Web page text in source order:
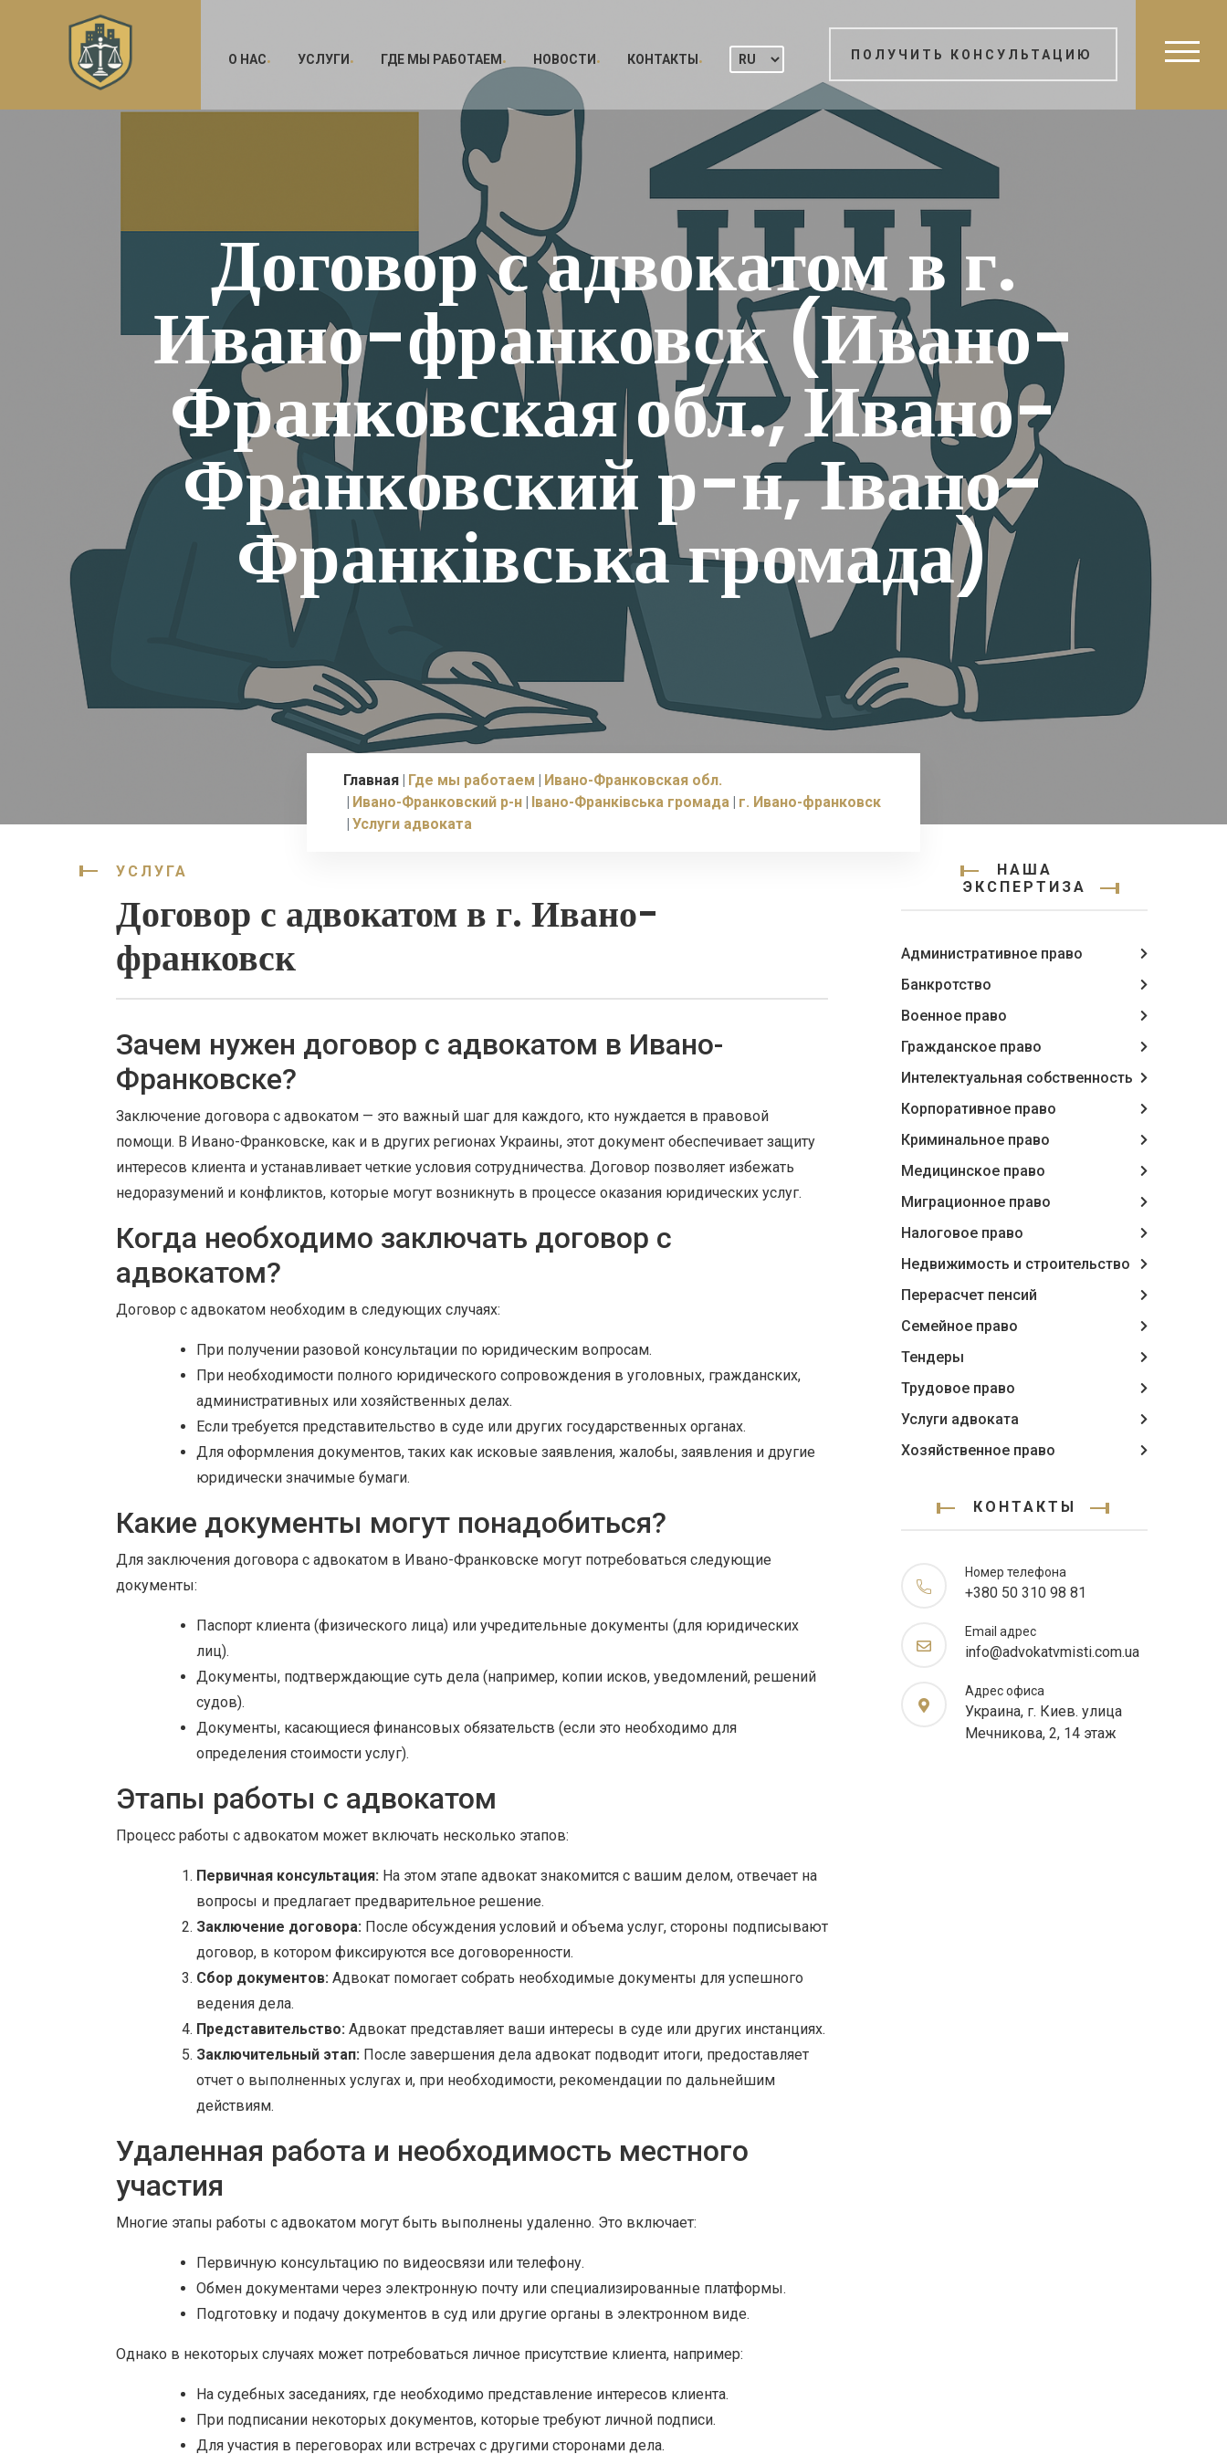
О НАС УСЛУГИ ГДЕ МЫ РАБОТАЕМ НОВОСТИ КОНТАКТЫ ПОЛУЧИТЬ КОНСУЛЬТАЦИЮ
Договор с адвокатом в г.
Ивано-франковск (Ивано-
Франковская обл., Ивано-
Франковский р-н, Івано-
Франківська громада)
Главная Где мы работаем
Ивано-Франковская обл.
Ивано-Франковский р-н Івано-Франківська громада г. Ивано-франковск
Услуги адвоката
УСЛУГА
Договор с адвокатом в г. Ивано-
франковск
Зачем нужен договор с адвокатом в Ивано-
Франковске?
Заключение договора с адвокатом — это важный шаг для каждого, кто нуждается в правовой
помощи. В Ивано-Франковске, как и в других регионах Украины, этот документ обеспечивает защиту
интересов клиента и устанавливает четкие условия сотрудничества. Договор позволяет избежать
недоразумений и конфликтов, которые могут возникнуть в процессе оказания юридических услуг.
Когда необходимо заключать договор с
адвокатом?
Договор с адвокатом необходим в следующих случаях:
При получении разовой консультации по юридическим вопросам.
При необходимости полного юридического сопровождения в уголовных, гражданских,
административных или хозяйственных делах.
Если требуется представительство в суде или других государственных органах.
Для оформления документов, таких как исковые заявления, жалобы, заявления и другие
юридически значимые бумаги.
Какие документы могут понадобиться?
Для заключения договора с адвокатом в Ивано-Франковске могут потребоваться следующие
документы:
Паспорт клиента (физического лица) или учредительные документы (для юридических
лиц).
Документы, подтверждающие суть дела (например, копии исков, уведомлений, решений
судов).
Документы, касающиеся финансовых обязательств (если это необходимо для
определения стоимости услуг).
Этапы работы с адвокатом
Процесс работы с адвокатом может включать несколько этапов:
Первичная консультация: На этом этапе адвокат знакомится с вашим делом, отвечает на
вопросы и предлагает предварительное решение.
Заключение договора: После обсуждения условий и объема услуг, стороны подписывают
договор, в котором фиксируются все договоренности.
Сбор документов: Адвокат помогает собрать необходимые документы для успешного
ведения дела.
Представительство: Адвокат представляет ваши интересы в суде или других инстанциях.
Заключительный этап: После завершения дела адвокат подводит итоги, предоставляет
отчет о выполненных услугах и, при необходимости, рекомендации по дальнейшим
действиям.
Удаленная работа и необходимость местного
участия
Многие этапы работы с адвокатом могут быть выполнены удаленно. Это включает:
Первичную консультацию по видеосвязи или телефону.
Обмен документами через электронную почту или специализированные платформы.
Подготовку и подачу документов в суд или другие органы в электронном виде.
Однако в некоторых случаях может потребоваться личное присутствие клиента, например:
На судебных заседаниях, где необходимо представление интересов клиента.
При подписании некоторых документов, которые требуют личной подписи.
Для участия в переговорах или встречах с другими сторонами дела.
НАША
ЭКСПЕРТИЗА
Административное право
Банкротство
Военное право
Гражданское право
Интелектуальная собственность
Корпоративное право
Криминальное право
Медицинское право
Миграционное право
Налоговое право
Недвижимость и строительство
Перерасчет пенсий
Семейное право
Тендеры
Трудовое право
Услуги адвоката
Хозяйственное право
КОНТАКТЫ
Номер телефона
+380 50 310 98 81
Email адрес
info@advokatvmisti.com.ua
Адрес офиса
Украина, г. Киев. улица
Мечникова, 2, 14 этаж